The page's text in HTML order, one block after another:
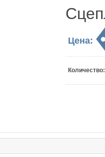
Цена:
Количество: